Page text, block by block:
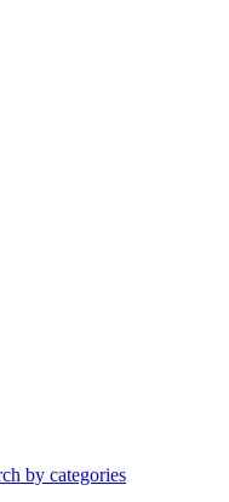
by categories